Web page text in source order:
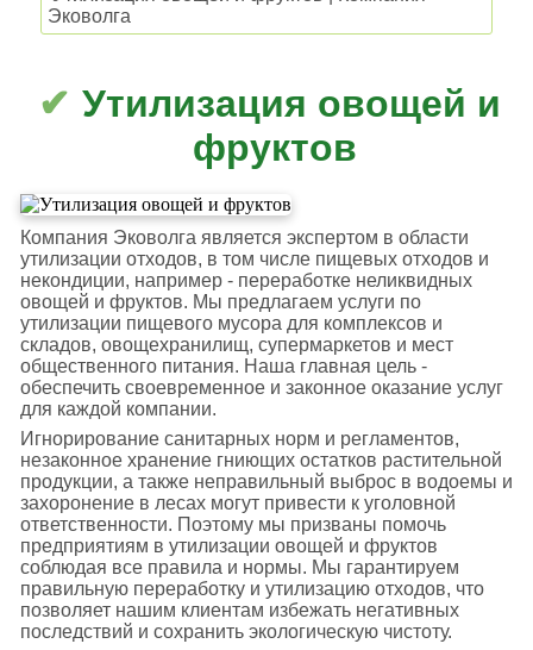
Эковолга
Утилизация овощей и
фруктов
Компания Эковолга является экспертом в области
утилизации отходов, в том числе пищевых отходов и
некондиции, например - переработке неликвидных
овощей и фруктов. Мы предлагаем услуги по
утилизации пищевого мусора для комплексов и
складов, овощехранилищ, супермаркетов и мест
общественного питания. Наша главная цель -
обеспечить своевременное и законное оказание услуг
для каждой компании.
Игнорирование санитарных норм и регламентов,
незаконное хранение гниющих остатков растительной
продукции, а также неправильный выброс в водоемы и
захоронение в лесах могут привести к уголовной
ответственности. Поэтому мы призваны помочь
предприятиям в утилизации овощей и фруктов
соблюдая все правила и нормы. Мы гарантируем
правильную переработку и утилизацию отходов, что
позволяет нашим клиентам избежать негативных
последствий и сохранить экологическую чистоту.